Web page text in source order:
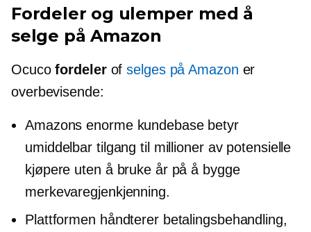
Fordeler og ulemper med å
selge på Amazon
Ocucofordelerofselges på Amazon er
overbevisende:
Amazons enorme kundebase betyr
umiddelbar tilgang til millioner av potensielle
kjøpere uten å bruke år på å bygge
merkevaregjenkjenning.
Plattformen håndterer betalingsbehandling,